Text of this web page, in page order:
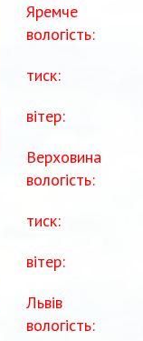
Яремче
вологість:
тиск:
вітер:
Верховина
вологість:
тиск:
вітер:
Львів
вологість: